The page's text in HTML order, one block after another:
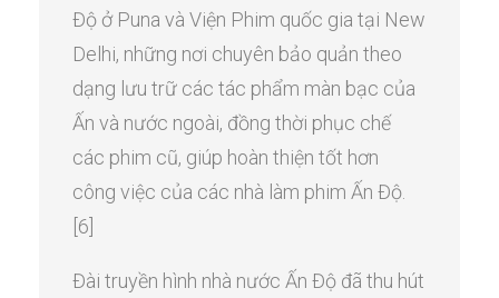
Độ ở Puna và Viện Phim quốc gia tại New
Delhi, những nơi chuyên bảo quản theo
dạng lưu trữ các tác phẩm màn bạc của
Ấn và nước ngoài, đồng thời phục chế
các phim cũ, giúp hoàn thiện tốt hơn
công việc của các nhà làm phim Ấn Độ.
[6]
Đài truyền hình nhà nước Ấn Độ đã thu hút